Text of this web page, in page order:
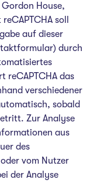
House,
soll
auf dieser
durch
reCAPTCHA das
verschiedener
sobald
Zur Analyse
aus
des
vom Nutzer
der Analyse